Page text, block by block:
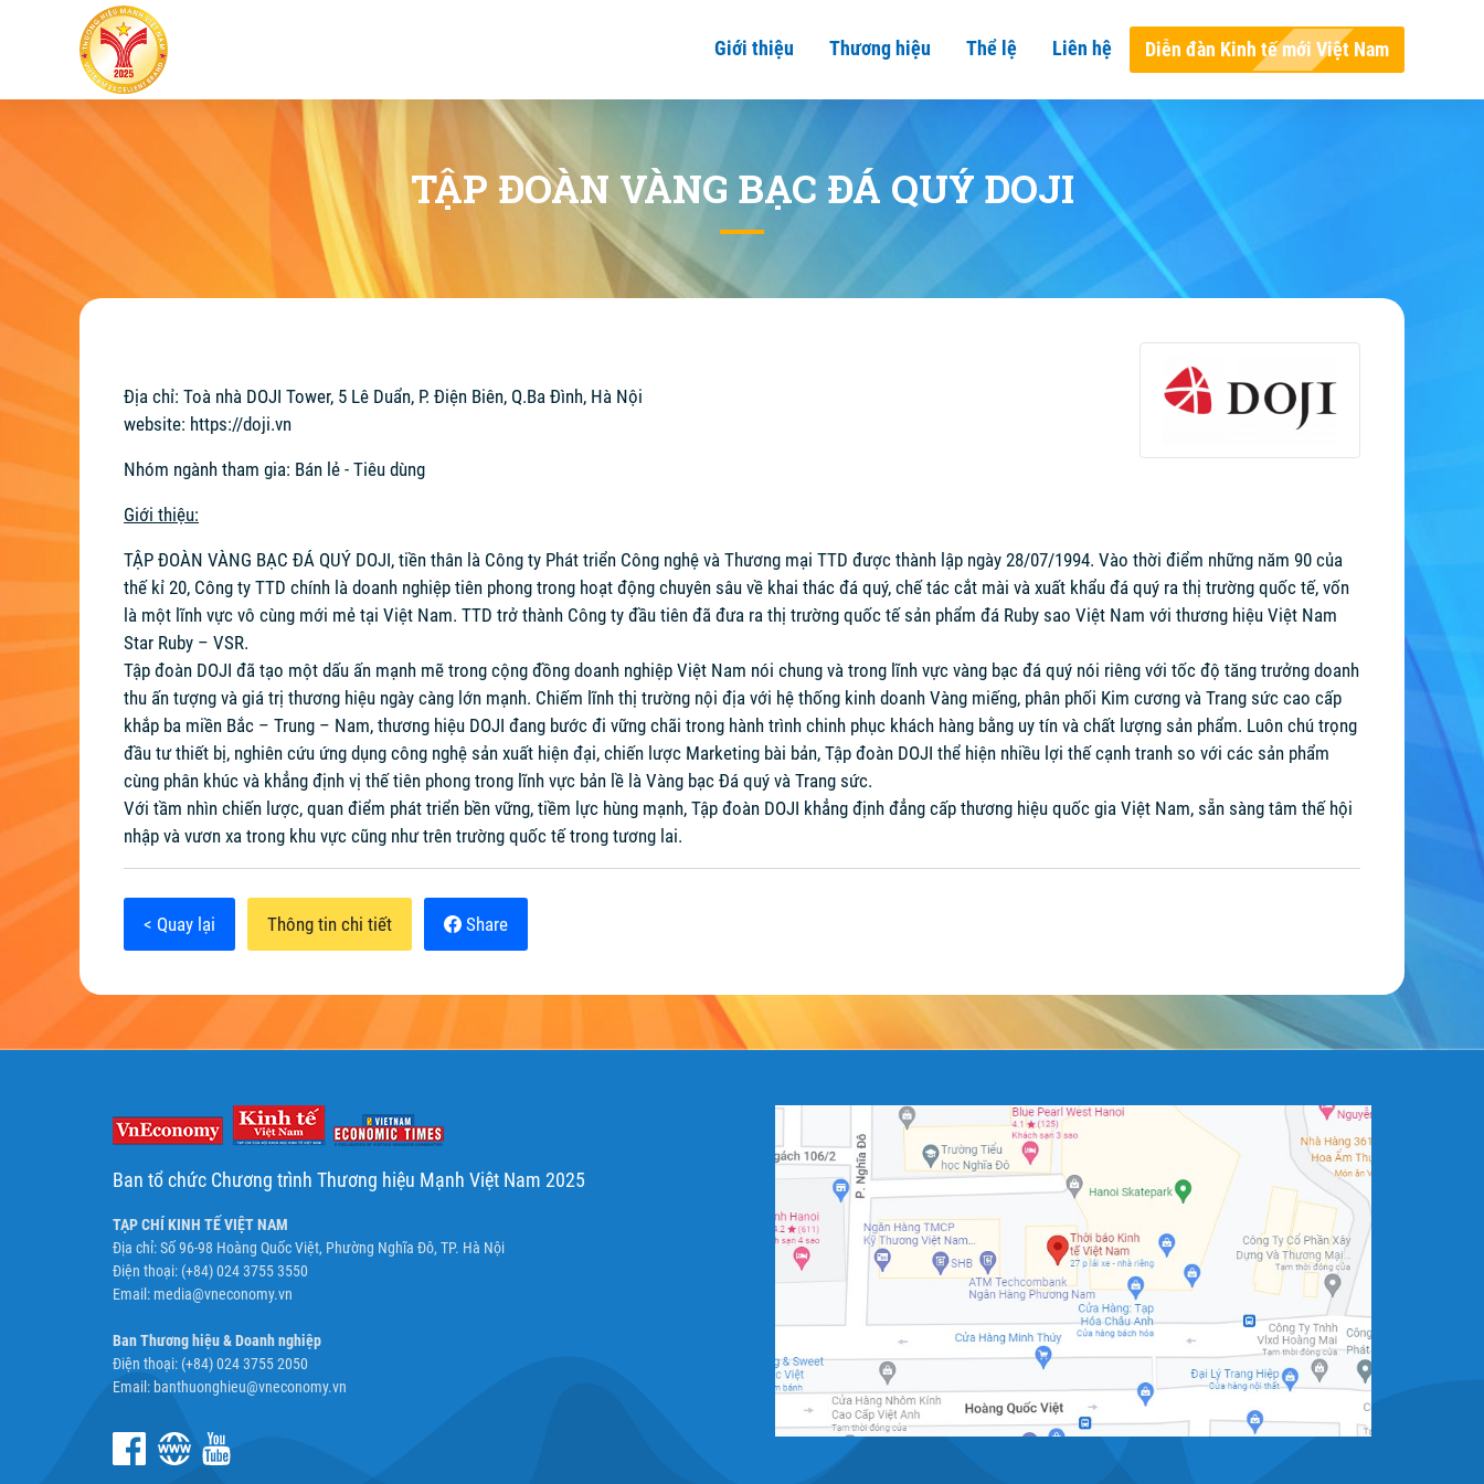
Giới thiệu Thương hiệu Thể lệ Liên hệ Diễn đàn Kinh tế mới Việt Nam
TẬP ĐOÀN VÀNG BẠC ĐÁ QUÝ DOJI
Địa chỉ: Toà nhà DOJI Tower, 5 Lê Duẩn, P. Điện Biên, Q.Ba Đình, Hà Nội
website: https://doji.vn
Nhóm ngành tham gia: Bán lẻ - Tiêu dùng
Giới thiệu:
TẬP ĐOÀN VÀNG BẠC ĐÁ QUÝ DOJI, tiền thân là Công ty Phát triển Công nghệ và Thương mại TTD được thành lập ngày 28/07/1994. Vào thời điểm những năm 90 của
thế kỉ 20, Công ty TTD chính là doanh nghiệp tiên phong trong hoạt động chuyên sâu về khai thác đá quý, chế tác cắt mài và xuất khẩu đá quý ra thị trường quốc tế, vốn
là một lĩnh vực vô cùng mới mẻ tại Việt Nam. TTD trở thành Công ty đầu tiên đã đưa ra thị trường quốc tế sản phẩm đá Ruby sao Việt Nam với thương hiệu Việt Nam
Star Ruby – VSR.
Tập đoàn DOJI đã tạo một dấu ấn mạnh mẽ trong cộng đồng doanh nghiệp Việt Nam nói chung và trong lĩnh vực vàng bạc đá quý nói riêng với tốc độ tăng trưởng doanh
thu ấn tượng và giá trị thương hiệu ngày càng lớn mạnh. Chiếm lĩnh thị trường nội địa với hệ thống kinh doanh Vàng miếng, phân phối Kim cương và Trang sức cao cấp
khắp ba miền Bắc – Trung – Nam, thương hiệu DOJI đang bước đi vững chãi trong hành trình chinh phục khách hàng bằng uy tín và chất lượng sản phẩm. Luôn chú trọng
đầu tư thiết bị, nghiên cứu ứng dụng công nghệ sản xuất hiện đại, chiến lược Marketing bài bản, Tập đoàn DOJI thể hiện nhiều lợi thế cạnh tranh so với các sản phẩm
cùng phân khúc và khẳng định vị thế tiên phong trong lĩnh vực bản lề là Vàng bạc Đá quý và Trang sức.
Với tầm nhìn chiến lược, quan điểm phát triển bền vững, tiềm lực hùng mạnh, Tập đoàn DOJI khẳng định đẳng cấp thương hiệu quốc gia Việt Nam, sẵn sàng tâm thế hội
nhập và vươn xa trong khu vực cũng như trên trường quốc tế trong tương lai.
< Quay lại Thông tin chi tiết Share
Ban tổ chức Chương trình Thương hiệu Mạnh Việt Nam 2025
TẠP CHÍ KINH TẾ VIỆT NAM
Địa chỉ: Số 96-98 Hoàng Quốc Việt, Phường Nghĩa Đô, TP. Hà Nội
Điện thoại: (+84) 024 3755 3550
Email: media@vneconomy.vn
Ban Thương hiệu & Doanh nghiệp
Điện thoại: (+84) 024 3755 2050
Email: banthuonghieu@vneconomy.vn